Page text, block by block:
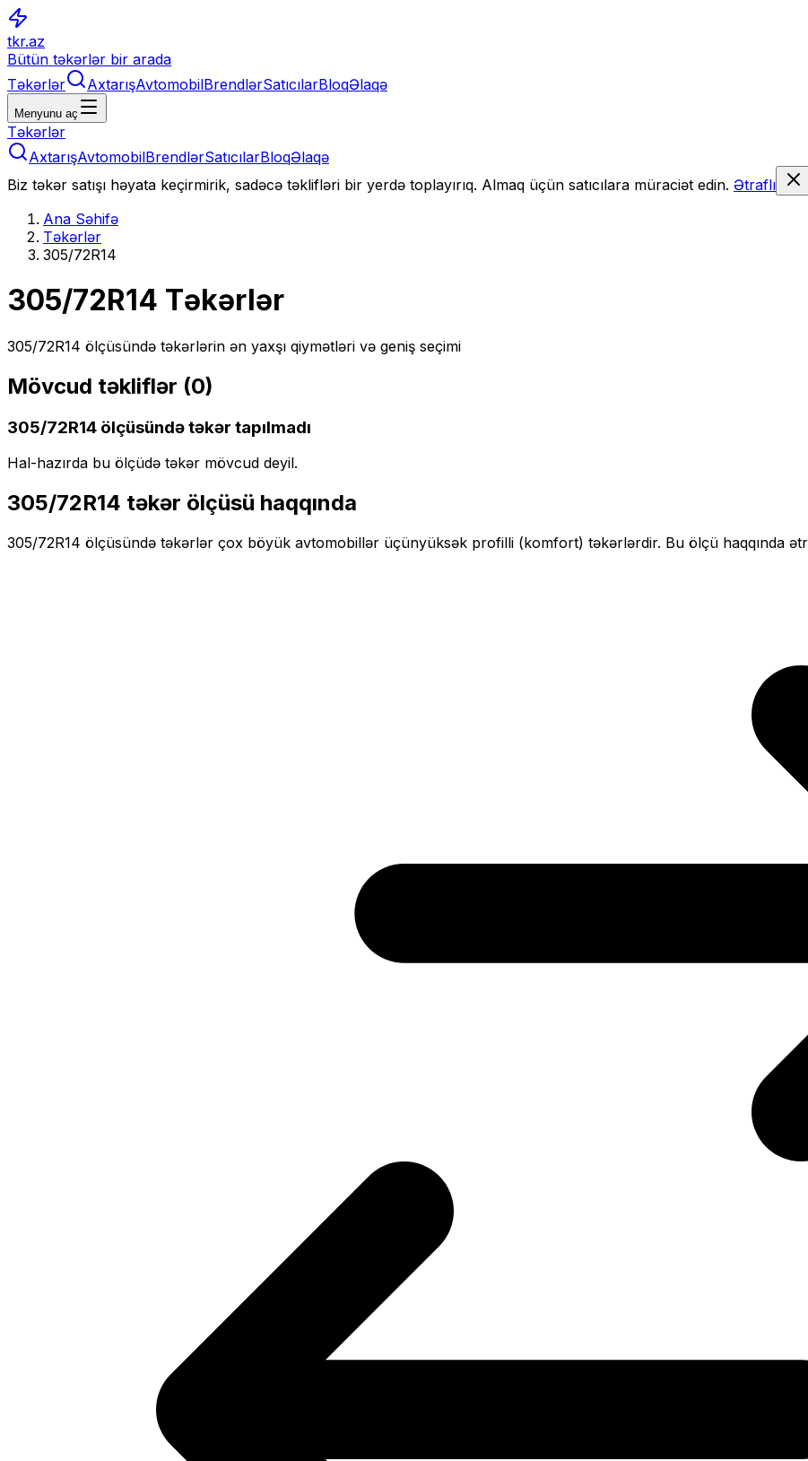
tkr.az
Bütün təkərlər bir arada
Təkərlər
AxtarışAvtomobilBrendlərSatıcılarBloqƏlaqə
Menyunu aç
Təkərlər
AxtarışAvtomobilBrendlərSatıcılarBloqƏlaqə
Biz təkər satışı həyata keçirmirik, sadəcə təklifləri bir yerdə toplayırıq. Almaq üçün satıcılara müraciət edin. Ətraflı
Ana Səhifə
Təkərlər
305/72R14
305/72R14 Təkərlər
305/72R14 ölçüsündə təkərlərin ən yaxşı qiymətləri və geniş seçimi
Mövcud təkliflər (0)
305/72R14 ölçüsündə təkər tapılmadı
Hal-hazırda bu ölçüdə təkər mövcud deyil.
305/72R14 təkər ölçüsü haqqında
305/72R14 ölçüsündə təkərlər çox böyük avtomobillər üçünyüksək profilli (komfort) təkərlərdir. Bu ölçü haqqında